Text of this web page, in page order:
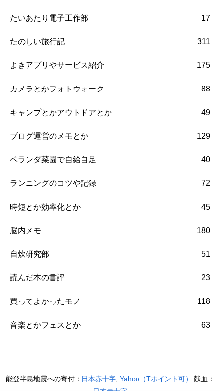
たいあたり電子工作部 17
たのしい旅行記 311
よきアプリやサービス紹介 175
カメラとかフォトウォーク 88
キャンプとかアウトドアとか 49
ブログ運営のメモとか 129
ベランダ菜園で自給自足 40
ランニングのコツや記録 72
時短とか効率化とか 45
脳内メモ 180
自炊研究部 51
読んだ本の書評 23
買ってよかったモノ 118
音楽とかフェスとか 63
能登半島地震への寄付： 日本赤十字, Yahoo（Tポイント可）
献血：